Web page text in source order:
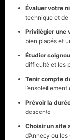
Évaluer votre
technique et de
Privilégier une
bien placés et
Étudier
difficulté et les
Tenir compte
Prévoir la durée
descente
Choisir un site
d’Annecy ou